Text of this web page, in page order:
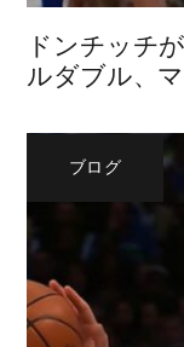
ドンチッチ
ルダブル、
ブログ